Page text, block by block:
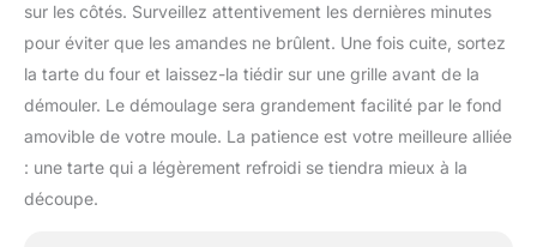
sur les côtés. Surveillez attentivement les dernières minutes
pour éviter que les amandes ne brûlent. Une fois cuite, sortez
la tarte du four et laissez-la tiédir sur une grille avant de la
démouler. Le démoulage sera grandement facilité par le fond
amovible de votre moule. La patience est votre meilleure alliée
: une tarte qui a légèrement refroidi se tiendra mieux à la
découpe.